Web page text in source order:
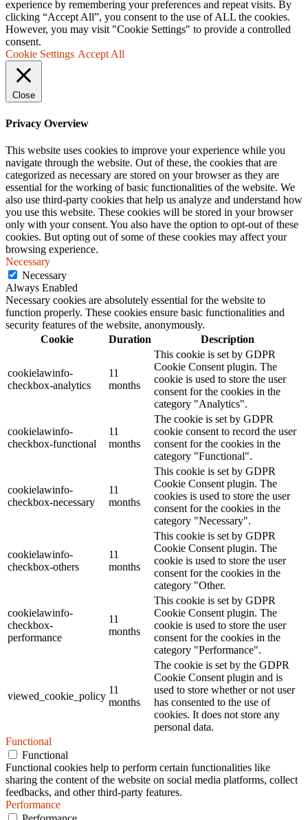
experience by remembering your preferences and repeat visits. By
clicking “Accept All”, you consent to the use of ALL the cookies.
However, you may visit "Cookie Settings" to provide a controlled
consent.
Cookie Settings Accept All
Close
Privacy Overview
This website uses cookies to improve your experience while you
navigate through the website. Out of these, the cookies that are
categorized as necessary are stored on your browser as they are
essential for the working of basic functionalities of the website. We
also use third-party cookies that help us analyze and understand how
you use this website. These cookies will be stored in your browser
only with your consent. You also have the option to opt-out of these
cookies. But opting out of some of these cookies may affect your
browsing experience.
Necessary
Necessary
Always Enabled
Necessary cookies are absolutely essential for the website to
function properly. These cookies ensure basic functionalities and
security features of the website, anonymously.
Cookie
Duration Description
cookielawinfo-
checkbox-analytics
11
months
This cookie is set by GDPR
Cookie Consent plugin. The
cookie is used to store the user
consent for the cookies in the
category "Analytics".
cookielawinfo-
checkbox-functional
11
months
The cookie is set by GDPR
cookie consent to record the user
consent for the cookies in the
category "Functional".
cookielawinfo-
checkbox-necessary
11
months
This cookie is set by GDPR
Cookie Consent plugin. The
cookies is used to store the user
consent for the cookies in the
category "Necessary".
cookielawinfo-
checkbox-others
11
months
This cookie is set by GDPR
Cookie Consent plugin. The
cookie is used to store the user
consent for the cookies in the
category "Other.
cookielawinfo-
checkbox-
performance
11
months
This cookie is set by GDPR
Cookie Consent plugin. The
cookie is used to store the user
consent for the cookies in the
category "Performance".
viewed_cookie_policy
11
months
The cookie is set by the GDPR
Cookie Consent plugin and is
used to store whether or not user
has consented to the use of
cookies. It does not store any
personal data.
Functional
Functional
Functional cookies help to perform certain functionalities like
sharing the content of the website on social media platforms, collect
feedbacks, and other third-party features.
Performance